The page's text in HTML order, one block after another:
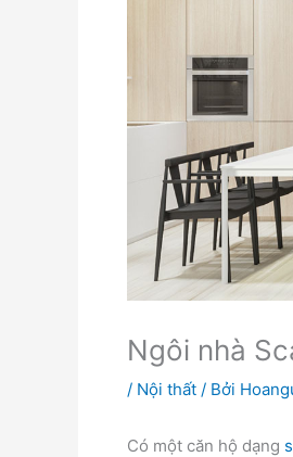
Ngôi nhà
/ Nội thất / Bởi
Có một căn hộ dạng